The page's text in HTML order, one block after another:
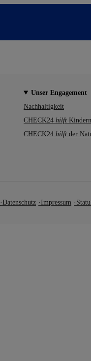
Unser Engagement
Nachhaltigkeit
CHECK24 hilft Kindern
CHECK24 hilft der
Datenschutz Impressum